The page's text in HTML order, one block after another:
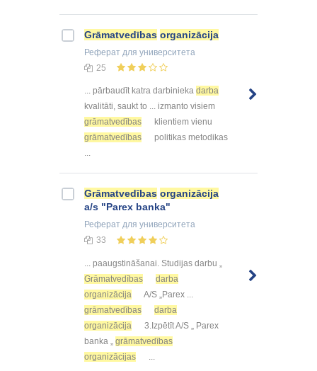
Grāmatvedības organizācija
Реферат для университета
25
... pārbaudīt katra darbinieka darba
kvalitāti, saukt to ... izmanto visiem
grāmatvedības
klientiem vienu
grāmatvedības
politikas metodikas
...
Grāmatvedības organizācija
a/s "Parex banka"
Реферат для университета
33
... paaugstināšanai. Studijas darbu „
Grāmatvedības
darba
organizācija
A/S „Parex ...
grāmatvedības
darba
organizācija
3.Izpētīt A/S „ Parex
banka „ grāmatvedības
organizācijas
...